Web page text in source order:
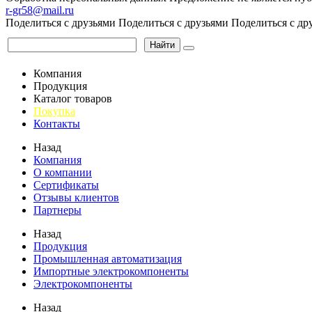
r-gr58@mail.ru
Поделиться с друзьями Поделиться с друзьями Поделиться с
Найти
Компания
Продукция
Каталог товаров
Покупка
Контакты
Назад
Компания
О компании
Сертификаты
Отзывы клиентов
Партнеры
Назад
Продукция
Промышленная автоматизация
Импортные электрокомпоненты
Электрокомпоненты
Назад